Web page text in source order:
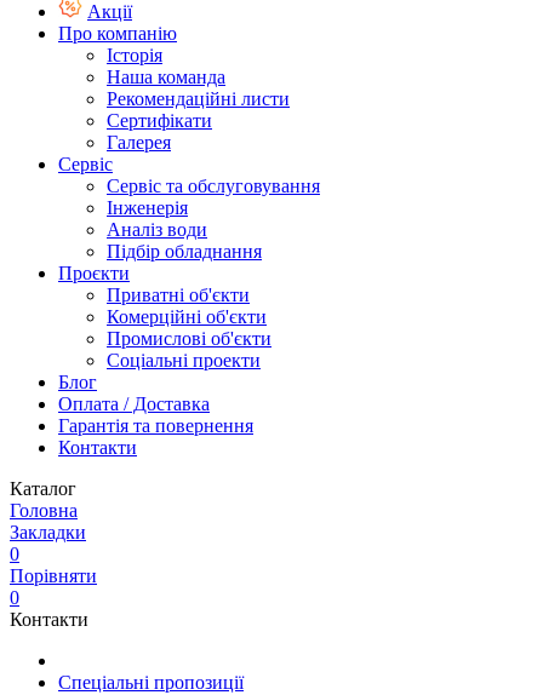
Акції
Про компанію
Історія
Наша команда
Рекомендаційні листи
Сертифікати
Галерея
Сервіс
Сервіс та обслуговування
Інженерія
Аналіз води
Підбір обладнання
Проєкти
Приватні об'єкти
Комерційні об'єкти
Промислові об'єкти
Соціальні проекти
Блог
Оплата / Доставка
Гарантія та повернення
Контакти
Каталог
Головна
Закладки
0
Порівняти
0
Контакти
Спеціальні пропозиції